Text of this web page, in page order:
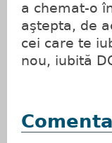
a chemat-o
aştepta, de
cei care te
nou, iubită